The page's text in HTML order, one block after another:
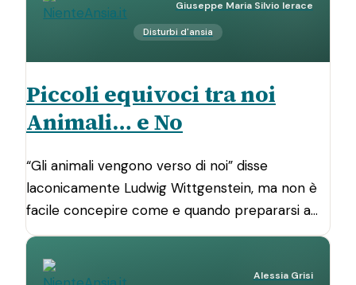
Giuseppe Maria Silvio Ierace
Disturbi d'ansia
Piccoli equivoci tra noi
Animali… e No
“Gli animali vengono verso di noi” disse
laconicamente Ludwig Wittgenstein, ma non è
facile concepire come e quando prepararsi a…
Alessia Grisi